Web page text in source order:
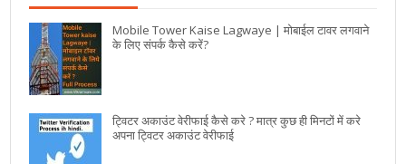
Mobile Tower Kaise Lagwaye | मोबाईल टावर लगवाने
के लिए संपर्क कैसे करें?
ट्विटर अकाउंट वेरीफाई कैसे करे ? मात्र कुछ ही मिनटों में करे
अपना ट्विटर अकाउंट वेरीफाई